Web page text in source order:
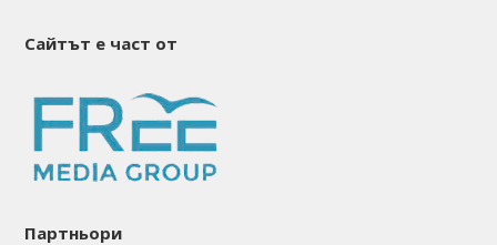
Сайтът е част от
Партньори